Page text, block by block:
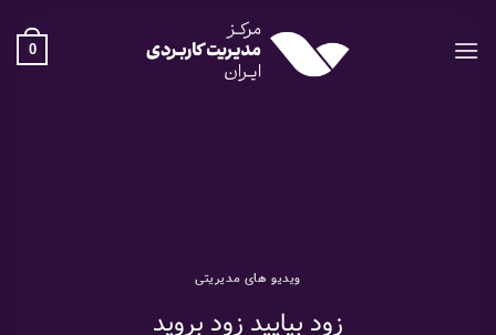
content
0
ویدیو های مدیریتی
زود بیایید زود بروید